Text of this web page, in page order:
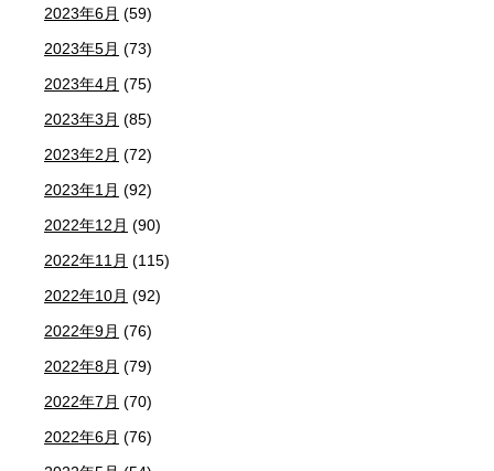
2023年6月 (59)
2023年5月 (73)
2023年4月 (75)
2023年3月 (85)
2023年2月 (72)
2023年1月 (92)
2022年12月 (90)
2022年11月 (115)
2022年10月 (92)
2022年9月 (76)
2022年8月 (79)
2022年7月 (70)
2022年6月 (76)